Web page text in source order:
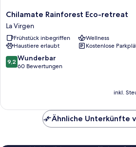
Chilamate
Rainforest
Eco-
retreat
La
Virgen
Chilamate Rainforest Eco-retreat
La Virgen
Frühstück inbegriffen
Wellness
Haustiere erlaubt
Kostenlose
9.2
von
9,2 Wunderbar
60 Bewertungen
inkl.
Ähnliche Unterkünfte